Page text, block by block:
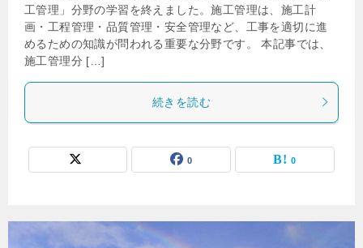
工管理」分野の学習を終えました。施工管理は、施工計
画・工程管理・品質管理・安全管理など、工事を適切に進
めるための知識が問われる重要な分野です。 本記事では、
施工管理分 […]
続きを読む
0 0